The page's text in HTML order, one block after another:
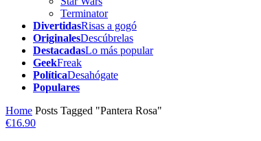
Terminator
DivertidasRisas a gogó
OriginalesDescúbrelas
DestacadasLo más popular
GeekFreak
PolíticaDesahógate
Populares
Home Posts Tagged "Pantera Rosa"
€16.90